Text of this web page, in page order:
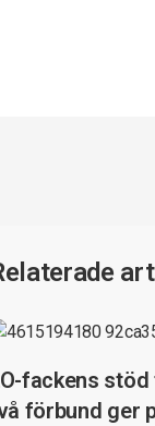
fackens
förbund ger